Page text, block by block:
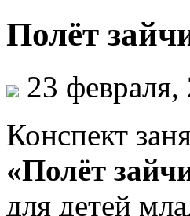
Полёт
23 февраля,
Конспект
«Полёт
для детей